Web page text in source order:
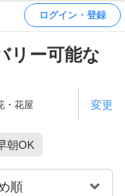
ログイン・登録
リー可能な
・花屋 変更
朝OK